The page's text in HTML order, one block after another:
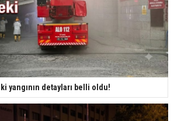
yangının detayları belli oldu!